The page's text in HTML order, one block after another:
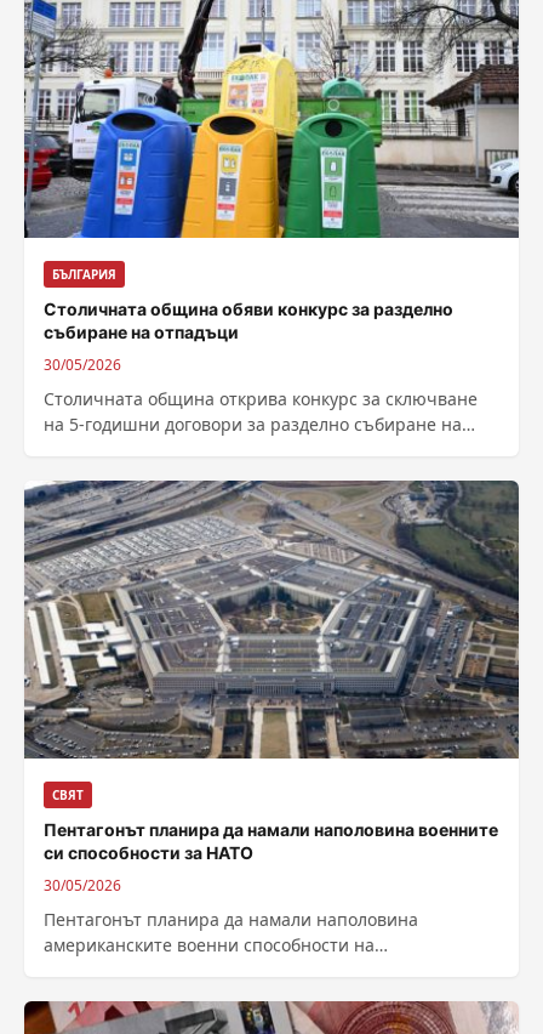
БЪЛГАРИЯ
Столичната община обяви конкурс за разделно
събиране на отпадъци
30/05/2026
Столичната община открива конкурс за сключване
на 5-годишни договори за разделно събиране на
СВЯТ
Пентагонът планира да намали наполовина военните
си способности за НАТО
30/05/2026
Пентагонът планира да намали наполовина
американските военни способности на
стратегически бомбардировачи, изтребители и
военни...